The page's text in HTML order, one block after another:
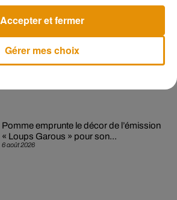
7 août 2026
Angèle et Amélie Lens dévoilent leur
collaboration tant attendue
6 août 2026
Pomme emprunte le décor de l’émission
« Loups Garous » pour son...
Gérer mes choix
Accepter et fermer